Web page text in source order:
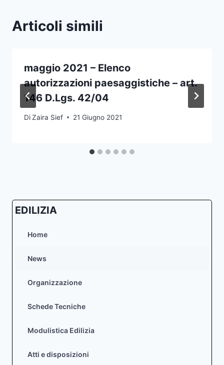
Articoli simili
maggio 2021 – Elenco
autorizzazioni paesaggistiche – art.
146 D.Lgs. 42/04
DiZaira Sief 21 Giugno 2021
EDILIZIA
Home
News
Organizzazione
Schede Tecniche
Modulistica Edilizia
Atti e disposizioni